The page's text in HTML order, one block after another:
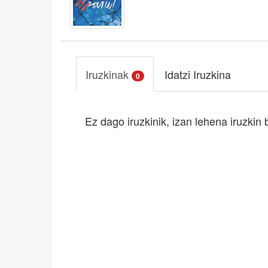
Iruzkinak 0 Idatzi Iruzkina
Ez dago iruzkinik, izan lehena iruzkin